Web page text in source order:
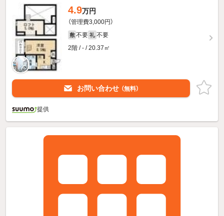
4.9万円
（管理費3,000円）
敷 不要 礼 不要
2階 / - / 20.37㎡
お問い合わせ （無料）
提供